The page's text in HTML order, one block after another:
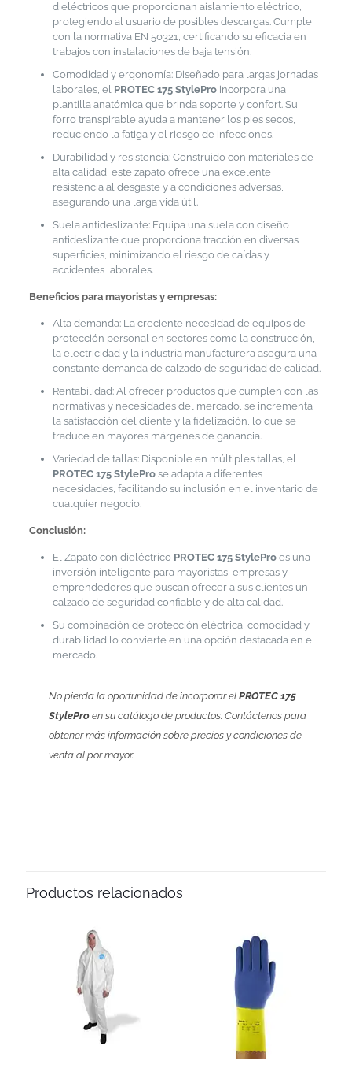
dieléctricos que proporcionan aislamiento eléctrico,
protegiendo al usuario de posibles descargas. Cumple
con la normativa EN 50321, certificando su eficacia en
trabajos con instalaciones de baja tensión.
Comodidad y ergonomía: Diseñado para largas jornadas
laborales, el PROTEC 175 StyleProincorpora una
plantilla anatómica que brinda soporte y confort. Su
forro transpirable ayuda a mantener los pies secos,
reduciendo la fatiga y el riesgo de infecciones.
Durabilidad y resistencia: Construido con materiales de
alta calidad, este zapato ofrece una excelente
resistencia al desgaste y a condiciones adversas,
asegurando una larga vida útil.
Suela antideslizante: Equipa una suela con diseño
antideslizante que proporciona tracción en diversas
superficies, minimizando el riesgo de caídas y
accidentes laborales.
Beneficios para mayoristas y empresas:
Alta demanda: La creciente necesidad de equipos de
protección personal en sectores como la construcción,
la electricidad y la industria manufacturera asegura una
constante demanda de calzado de seguridad de calidad.
Rentabilidad: Al ofrecer productos que cumplen con las
normativas y necesidades del mercado, se incrementa
la satisfacción del cliente y la fidelización, lo que se
traduce en mayores márgenes de ganancia.
Variedad de tallas: Disponible en múltiples tallas, el
PROTEC 175 StyleProse adapta a diferentes
necesidades, facilitando su inclusión en el inventario de
cualquier negocio.
Conclusión:
El Zapato con dieléctrico PROTEC 175 StyleProes una
inversión inteligente para mayoristas, empresas y
emprendedores que buscan ofrecer a sus clientes un
calzado de seguridad confiable y de alta calidad.
Su combinación de protección eléctrica, comodidad y
durabilidad lo convierte en una opción destacada en el
mercado.
No pierda la oportunidad de incorporar el PROTEC 175
StyleProen su catálogo de productos. Contáctenos para
obtener más información sobre precios y condiciones de
venta al por mayor.
Productos relacionados